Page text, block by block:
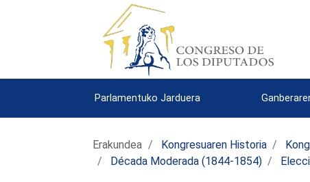
Parlamentuko Jarduera
Erakundea Kongresuaren Historia
Década Moderada (1844-1854)